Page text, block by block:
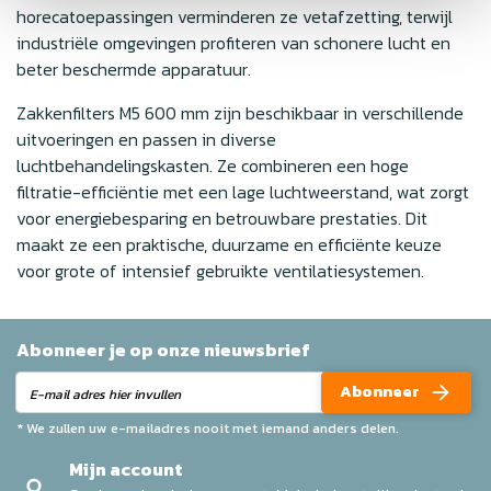
horecatoepassingen verminderen ze vetafzetting, terwijl
industriële omgevingen profiteren van schonere lucht en
beter beschermde apparatuur.
Zakkenfilters M5 600 mm zijn beschikbaar in verschillende
uitvoeringen en passen in diverse
luchtbehandelingskasten. Ze combineren een hoge
filtratie-efficiëntie met een lage luchtweerstand, wat zorgt
voor energiebesparing en betrouwbare prestaties. Dit
maakt ze een praktische, duurzame en efficiënte keuze
voor grote of intensief gebruikte ventilatiesystemen.
Abonneer je op onze nieuwsbrief
Abonneer
* We zullen uw e-mailadres nooit met iemand anders delen.
Mijn account